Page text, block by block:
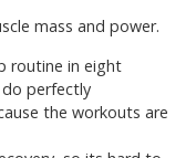
mass and power.
routine in eight
perfectly
the workouts are